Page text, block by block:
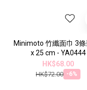
Minimoto 竹纖面巾 3條
x 25 cm - YA0444
HK$68.00
HK$72.00 -6%